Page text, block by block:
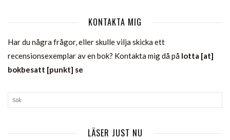
KONTAKTA MIG
Har du några frågor, eller skulle vilja skicka ett
recensionsexemplar av en bok? Kontakta mig då på lotta [at]
bokbesatt [punkt] se
LÄSER JUST NU